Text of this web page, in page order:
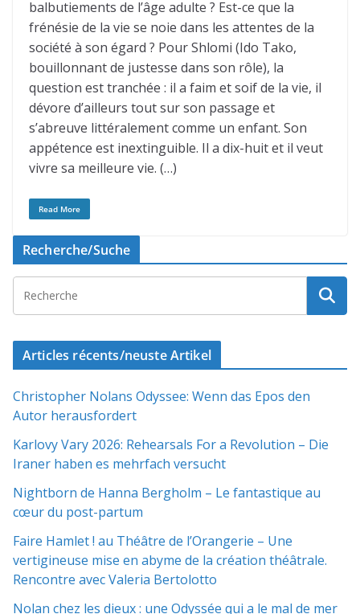
balbutiements de l’âge adulte ? Est-ce que la
frénésie de la vie se noie dans les attentes de la
société à son égard ? Pour Shlomi (Ido Tako,
bouillonnant de justesse dans son rôle), la
question est tranchée : il a faim et soif de la vie, il
dévore d’ailleurs tout sur son passage et
s’abreuve littéralement comme un enfant. Son
appétence est inextinguible. Il a dix-huit et il veut
vivre sa meilleure vie. (…)
Read More
Recherche/Suche
Articles récents/neuste Artikel
Christopher Nolans Odyssee: Wenn das Epos den
Autor herausfordert
Karlovy Vary 2026: Rehearsals For a Revolution – Die
Iraner haben es mehrfach versucht
Nightborn de Hanna Bergholm – Le fantastique au
cœur du post-partum
Faire Hamlet ! au Théâtre de l’Orangerie – Une
vertigineuse mise en abyme de la création théâtrale.
Rencontre avec Valeria Bertolotto
Nolan chez les dieux : une Odyssée qui a le mal de mer